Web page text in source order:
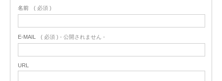
名前 ( 必須 )
E-MAIL ( 必須 ) - 公開されません -
URL